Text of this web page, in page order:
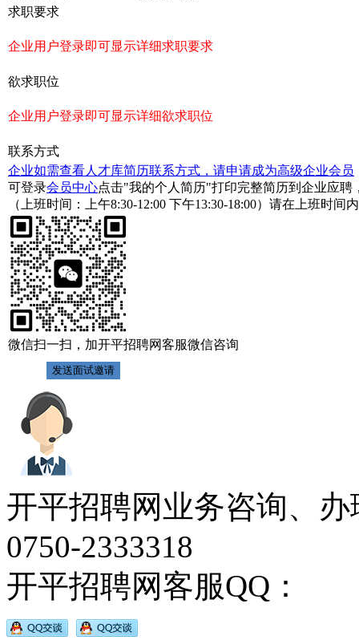
求职要求
企业用户登录即可显示详细求职要求
欲求职位
企业用户登录即可显示详细欲求职位
联系方式
企业如需查看人才库简历联系方式，请申请成为高级企业会员
可登录会员中心点击"我的个人简历"打印完整简历到企业应
（上班时间：上午8:30-12:00 下午13:30-18:00）请在上班时间
微信扫一扫，加开平招聘网客服微信咨询
开平招聘网业务咨询、
0750-2333318
开平招聘网客服QQ：